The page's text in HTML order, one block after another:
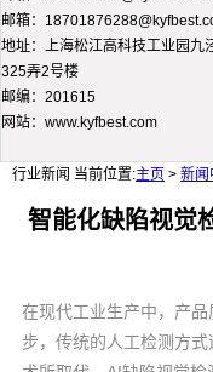
邮箱：
地址：上海松江高科技工业园九
325弄2号楼
邮编：201615
网站：www.kyfbest.com
行业新闻 当前位置:主页 > 新闻
智能化缺陷视觉
在现代工业生产中，产
步，传统的人工检测方